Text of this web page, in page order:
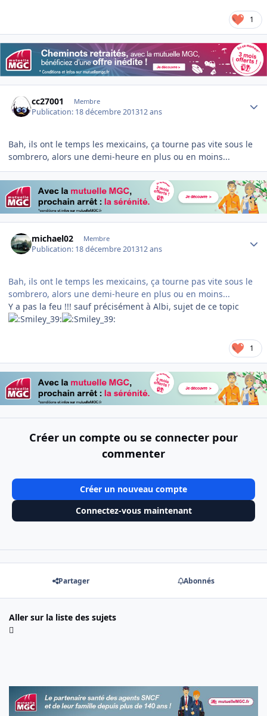
1
cc27001 Membre
Publication: 18 décembre 201312 ans
Bah, ils ont le temps les mexicains, ça tourne pas vite sous le
sombrero, alors une demi-heure en plus ou en moins...
michael02 Membre
Publication: 18 décembre 201312 ans
Bah, ils ont le temps les mexicains, ça tourne pas vite sous le
sombrero, alors une demi-heure en plus ou en moins...
Y a pas la feu !!! sauf précisément à Albi, sujet de ce topic
1
Créer un compte ou se connecter pour
commenter
Créer un nouveau compte
Connectez-vous maintenant
Partager Abonnés
Aller sur la liste des sujets